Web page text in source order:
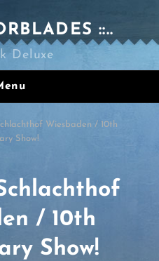
::..
Deluxe
Wiesbaden / 10th
Show!
/ 10th
Show!